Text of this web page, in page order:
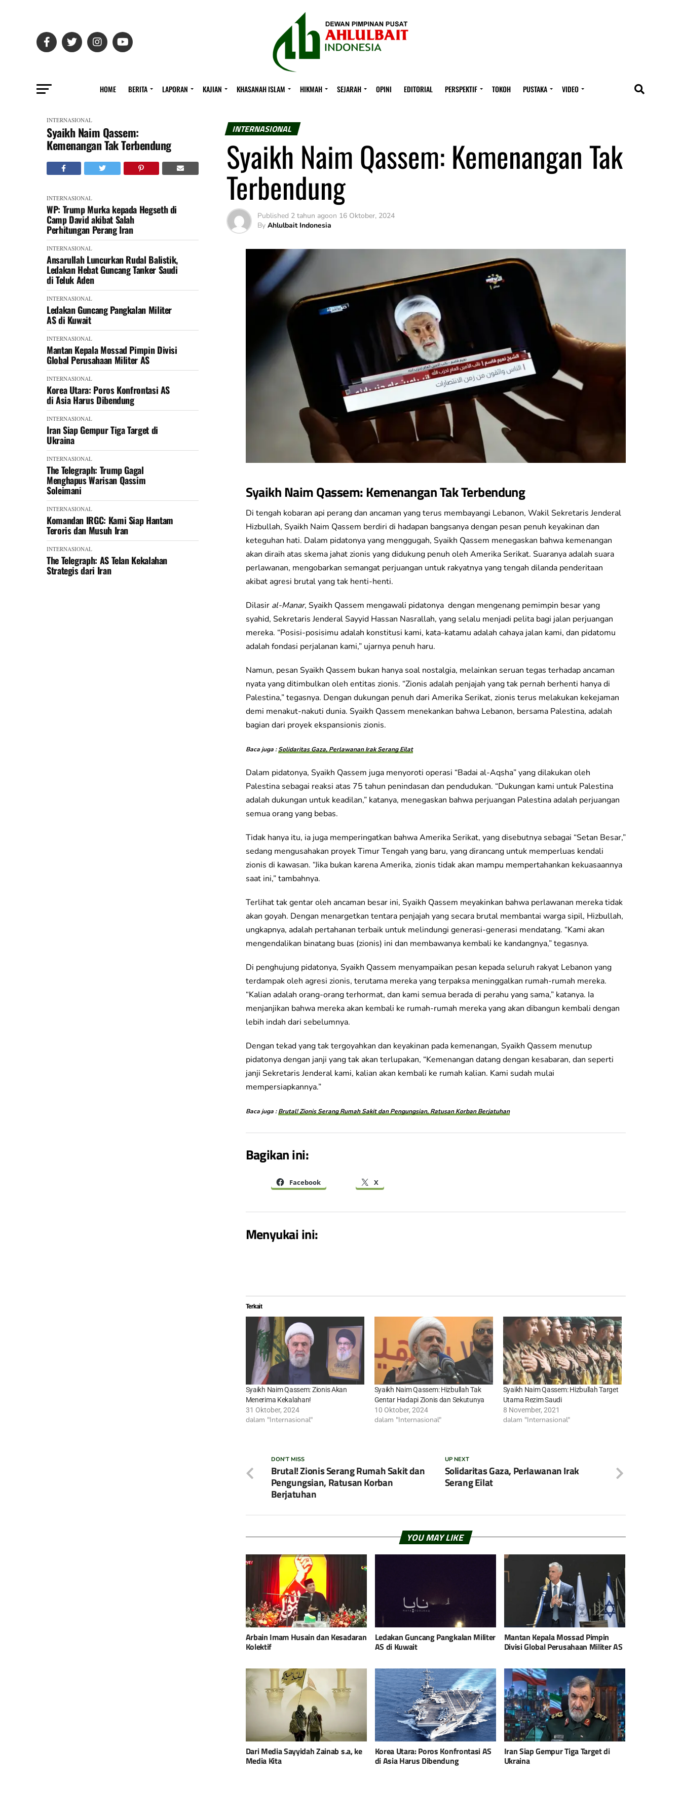
HOME BERITA LAPORAN KAJIAN KHASANAH ISLAM HIKMAH SEJARAH OPINI EDITORIAL PERSPEKTIF TOKOH PUSTAKA VIDEO
INTERNASIONAL
Syaikh Naim Qassem:
Kemenangan Tak Terbendung
INTERNASIONAL
WP: Trump Murka kepada Hegseth di
Camp David akibat Salah
Perhitungan Perang Iran
INTERNASIONAL
Ansarullah Luncurkan Rudal Balistik,
Ledakan Hebat Guncang Tanker Saudi
di Teluk Aden
INTERNASIONAL
Ledakan Guncang Pangkalan Militer
AS di Kuwait
INTERNASIONAL
Mantan Kepala Mossad Pimpin Divisi
Global Perusahaan Militer AS
INTERNASIONAL
Korea Utara: Poros Konfrontasi AS
di Asia Harus Dibendung
INTERNASIONAL
Iran Siap Gempur Tiga Target di
Ukraina
INTERNASIONAL
The Telegraph: Trump Gagal
Menghapus Warisan Qassim
Soleimani
INTERNASIONAL
Komandan IRGC: Kami Siap Hantam
Teroris dan Musuh Iran
INTERNASIONAL
The Telegraph: AS Telan Kekalahan
Strategis dari Iran
INTERNASIONAL
Syaikh Naim Qassem: Kemenangan Tak
Terbendung
Published 2 tahun agoon 16 Oktober, 2024
By Ahlulbait Indonesia
Syaikh Naim Qassem: Kemenangan Tak Terbendung
Di tengah kobaran api perang dan ancaman yang terus membayangi Lebanon, Wakil Sekretaris Jenderal
Hizbullah, Syaikh Naim Qassem berdiri di hadapan bangsanya dengan pesan penuh keyakinan dan
keteguhan hati. Dalam pidatonya yang menggugah, Syaikh Qassem menegaskan bahwa kemenangan
akan diraih atas skema jahat zionis yang didukung penuh oleh Amerika Serikat. Suaranya adalah suara
perlawanan, mengobarkan semangat perjuangan untuk rakyatnya yang tengah dilanda penderitaan
akibat agresi brutal yang tak henti-henti.
Dilasir al-Manar, Syaikh Qassem mengawali pidatonya dengan mengenang pemimpin besar yang
syahid, Sekretaris Jenderal Sayyid Hassan Nasrallah, yang selalu menjadi pelita bagi jalan perjuangan
mereka. “Posisi-posisimu adalah konstitusi kami, kata-katamu adalah cahaya jalan kami, dan pidatomu
adalah fondasi perjalanan kami,” ujarnya penuh haru.
Namun, pesan Syaikh Qassem bukan hanya soal nostalgia, melainkan seruan tegas terhadap ancaman
nyata yang ditimbulkan oleh entitas zionis. “Zionis adalah penjajah yang tak pernah berhenti hanya di
Palestina,” tegasnya. Dengan dukungan penuh dari Amerika Serikat, zionis terus melakukan kekejaman
demi menakut-nakuti dunia. Syaikh Qassem menekankan bahwa Lebanon, bersama Palestina, adalah
bagian dari proyek ekspansionis zionis.
Baca juga :Solidaritas Gaza, Perlawanan Irak Serang Eilat
Dalam pidatonya, Syaikh Qassem juga menyoroti operasi “Badai al-Aqsha” yang dilakukan oleh
Palestina sebagai reaksi atas 75 tahun penindasan dan pendudukan. “Dukungan kami untuk Palestina
adalah dukungan untuk keadilan,” katanya, menegaskan bahwa perjuangan Palestina adalah perjuangan
semua orang yang bebas.
Tidak hanya itu, ia juga memperingatkan bahwa Amerika Serikat, yang disebutnya sebagai “Setan Besar,”
sedang mengusahakan proyek Timur Tengah yang baru, yang dirancang untuk memperluas kendali
zionis di kawasan. “Jika bukan karena Amerika, zionis tidak akan mampu mempertahankan kekuasaannya
saat ini,” tambahnya.
Terlihat tak gentar oleh ancaman besar ini, Syaikh Qassem meyakinkan bahwa perlawanan mereka tidak
akan goyah. Dengan menargetkan tentara penjajah yang secara brutal membantai warga sipil, Hizbullah,
ungkapnya, adalah pertahanan terbaik untuk melindungi generasi-generasi mendatang. “Kami akan
mengendalikan binatang buas (zionis) ini dan membawanya kembali ke kandangnya,” tegasnya.
Di penghujung pidatonya, Syaikh Qassem menyampaikan pesan kepada seluruh rakyat Lebanon yang
terdampak oleh agresi zionis, terutama mereka yang terpaksa meninggalkan rumah-rumah mereka.
“Kalian adalah orang-orang terhormat, dan kami semua berada di perahu yang sama,” katanya. Ia
menjanjikan bahwa mereka akan kembali ke rumah-rumah mereka yang akan dibangun kembali dengan
lebih indah dari sebelumnya.
Dengan tekad yang tak tergoyahkan dan keyakinan pada kemenangan, Syaikh Qassem menutup
pidatonya dengan janji yang tak akan terlupakan, “Kemenangan datang dengan kesabaran, dan seperti
janji Sekretaris Jenderal kami, kalian akan kembali ke rumah kalian. Kami sudah mulai
mempersiapkannya.”
Baca juga :Brutal! Zionis Serang Rumah Sakit dan Pengungsian, Ratusan Korban Berjatuhan
Bagikan ini:
Facebook X
Menyukai ini:
Terkait
Syaikh Naim Qassem: Zionis Akan
Menerima Kekalahan!
31 Oktober, 2024
dalam "Internasional"
Syaikh Naim Qassem: Hizbullah Tak
Gentar Hadapi Zionis dan Sekutunya
10 Oktober, 2024
dalam "Internasional"
Syaikh Naim Qassem: Hizbullah Target
Utama Rezim Saudi
8 November, 2021
dalam "Internasional"
UP NEXT
Solidaritas Gaza, Perlawanan Irak
Serang Eilat
DON'T MISS
Brutal! Zionis Serang Rumah Sakit dan
Pengungsian, Ratusan Korban
Berjatuhan
YOU MAY LIKE
Arbain Imam Husain dan Kesadaran
Kolektif
Ledakan Guncang Pangkalan Militer
AS di Kuwait
Mantan Kepala Mossad Pimpin
Divisi Global Perusahaan Militer AS
Dari Media Sayyidah Zainab s.a, ke
Media Kita
Korea Utara: Poros Konfrontasi AS
di Asia Harus Dibendung
Iran Siap Gempur Tiga Target di
Ukraina